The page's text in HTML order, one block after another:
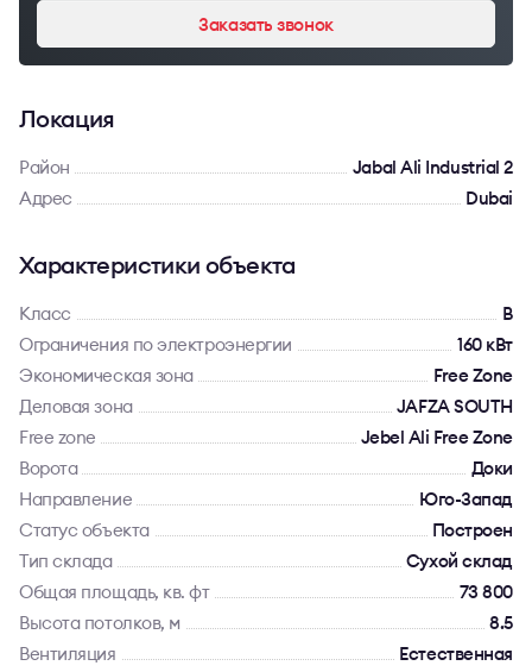
Заказать звонок
Локация
Район
Jabal Ali Industrial 2
Адрес
Dubai
Характеристики объекта
Класс
B
Ограничения по электроэнергии
160 кВт
Экономическая зона
Free Zone
Деловая зона
JAFZA SOUTH
Free zone
Jebel Ali Free Zone
Ворота
Доки
Направление
Юго-Запад
Статус объекта
Построен
Тип склада
Сухой склад
Общая площадь, кв. фт
73 800
Высота потолков, м
8.5
Вентиляция
Естественная